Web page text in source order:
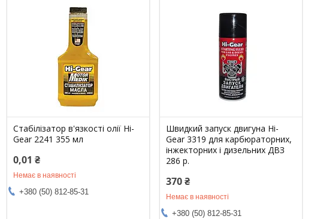
Стабілізатор в'язкості олії Hi-
Gear 2241 355 мл
0,01 ₴
Немає в наявності
+380 (50) 812-85-31
Швидкий запуск двигуна Hi-
Gear 3319 для карбюраторних,
інжекторних і дизельних ДВЗ
286 р.
370 ₴
Немає в наявності
+380 (50) 812-85-31